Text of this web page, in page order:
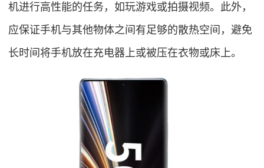
机进行高性能的任务，如玩游戏或拍摄视频。此外，
应保证手机与其他物体之间有足够的散热空间，避免
长时间将手机放在充电器上或被压在衣物或床上。